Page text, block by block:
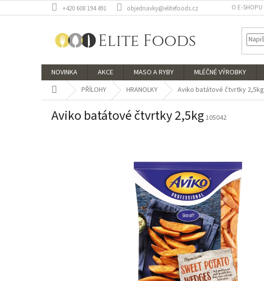
na
+420 608 194 491 objednavky@elitefoods.cz O E-SHOPU
NOVINKA AKCE MASO A RYBY MLÉČNÉ VÝROBKY
Domů PŘÍLOHY HRANOLKY Aviko batátové čtvrtky 2,5kg
Aviko batátové čtvrtky 2,5kg 105042